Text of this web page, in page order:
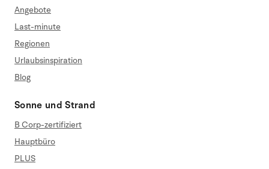
Angebote
Last-minute
Regionen
Urlaubsinspiration
Blog
Sonne und Strand
B Corp-zertifiziert
Hauptbüro
PLUS